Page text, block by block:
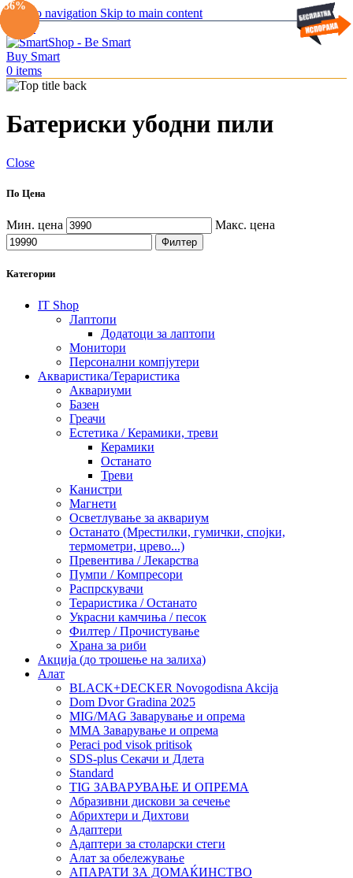
Skip to navigation Skip to main content
0 items
Батериски убодни пили
Close
По Цена
Мин. цена Макс. цена
Филтер
Категории
IT Shop
Лаптопи
Додатоци за лаптопи
Монитори
Персонални компјутери
Акваристика/Тераристика
Аквариуми
Базен
Греачи
Естетика / Керамики, треви
Керамики
Останато
Треви
Канистри
Магнети
Осветлување за аквариум
Останато (Мрестилки, гумички, спојки,
термометри, црево...)
Превентива / Лекарства
Пумпи / Компресори
Распрскувачи
Тераристика / Останато
Украсни камчиња / песок
Филтер / Прочистување
Храна за риби
Акција (до трошење на залиха)
Алат
BLACK+DECKER Novogodisna Akcija
Dom Dvor Gradina 2025
MIG/MAG Заварување и опрема
MMA Заварување и опрема
Peraci pod visok pritisok
SDS-plus Секачи и Длета
Standard
TIG ЗАВАРУВАЊЕ И ОПРЕМА
Абразивни дискови за сечење
Абрихтери и Дихтови
Адаптери
Адаптери за столарски стеги
Алат за обележување
АПАРАТИ ЗА ДОМАЌИНСТВО
-37%
-44%
-23%
-36%